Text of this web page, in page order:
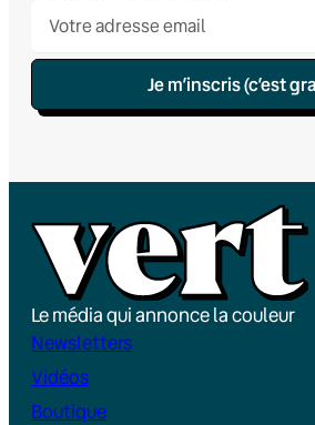
Je m’inscris (c’est
Le média qui annonce la couleur
Newsletters
Vidéos
Boutique